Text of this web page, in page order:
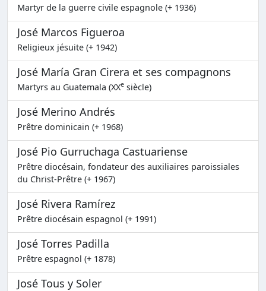
Martyr de la guerre civile espagnole (+ 1936)
José Marcos Figueroa
Religieux jésuite (+ 1942)
José María Gran Cirera et ses compagnons
Martyrs au Guatemala (XXe siècle)
José Merino Andrés
Prêtre dominicain (+ 1968)
José Pio Gurruchaga Castuariense
Prêtre diocésain, fondateur des auxiliaires paroissiales
du Christ-Prêtre (+ 1967)
José Rivera Ramírez
Prêtre diocésain espagnol (+ 1991)
José Torres Padilla
Prêtre espagnol (+ 1878)
José Tous y Soler